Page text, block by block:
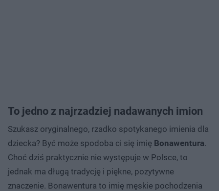
To jedno z najrzadziej nadawanych imion
Szukasz oryginalnego, rzadko spotykanego imienia dla
dziecka? Być może spodoba ci się imię Bonawentura.
Choć dziś praktycznie nie występuje w Polsce, to
jednak ma długą tradycję i piękne, pozytywne
znaczenie. Bonawentura to imię męskie pochodzenia